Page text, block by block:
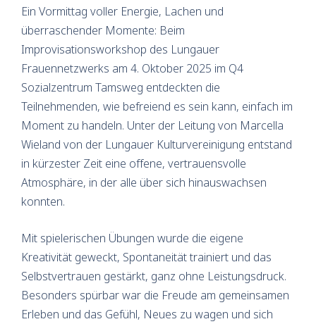
Ein Vormittag voller Energie, Lachen und
überraschender Momente: Beim
Improvisationsworkshop des Lungauer
Frauennetzwerks am 4. Oktober 2025 im Q4
Sozialzentrum Tamsweg entdeckten die
Teilnehmenden, wie befreiend es sein kann, einfach im
Moment zu handeln. Unter der Leitung von Marcella
Wieland von der Lungauer Kulturvereinigung entstand
in kürzester Zeit eine offene, vertrauensvolle
Atmosphäre, in der alle über sich hinauswachsen
konnten.
Mit spielerischen Übungen wurde die eigene
Kreativität geweckt, Spontaneität trainiert und das
Selbstvertrauen gestärkt, ganz ohne Leistungsdruck.
Besonders spürbar war die Freude am gemeinsamen
Erleben und das Gefühl, Neues zu wagen und sich